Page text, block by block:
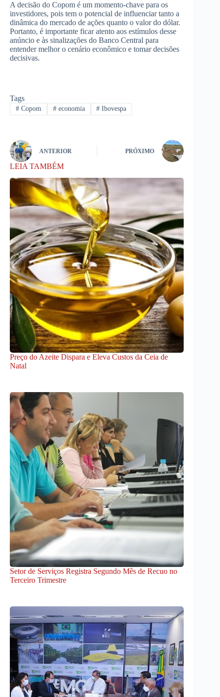
A decisão do Copom é um momento-chave para os
investidores, pois tem o potencial de influenciar tanto a
dinâmica do mercado de ações quanto o valor do dólar.
Portanto, é importante ficar atento aos estímulos desse
anúncio e às sinalizações do Banco Central para
entender melhor o cenário econômico e tomar decisões
decisivas.
Tags
#Copom #economia # Ibovespa
ANTERIOR PRÓXIMO
LEIA TAMBÉM
Preço do Azeite Dispara e Eleva Custos da Ceia de
Natal
Setor de Serviços Registra Segundo Mês de Recuo no
Terceiro Trimestre